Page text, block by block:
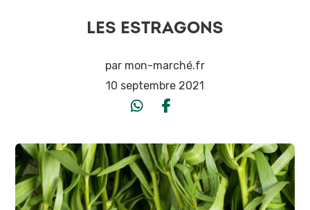
LES ESTRAGONS
par mon-marché.fr
10 septembre 2021